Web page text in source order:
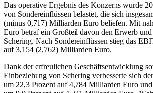
Das operative Ergebnis des Konzerns wurde
von Sondereinflüssen belastet, die sich
(minus 0,717) Milliarden Euro beliefen. Mit
Euro betraf ein Großteil davon den Erwerb
Schering. Nach Sondereinflüssen stieg das
auf 3,154 (2,762) Milliarden Euro.
Dank der erfreulichen Geschäftsentwicklung
Einbeziehung von Schering verbesserte sich
um 22,3 Prozent auf 4,784 Milliarden Euro